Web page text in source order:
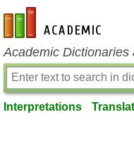
en-academic.com
Academic Dictionaries
Interpretations